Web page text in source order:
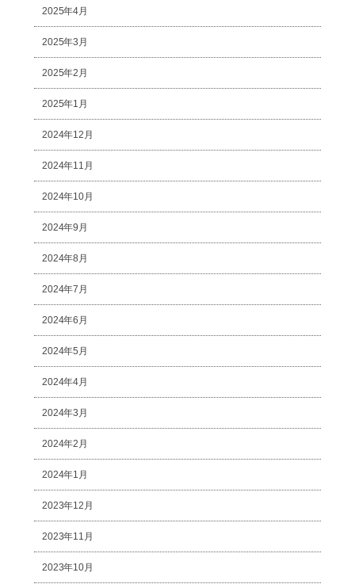
2025年4月
2025年3月
2025年2月
2025年1月
2024年12月
2024年11月
2024年10月
2024年9月
2024年8月
2024年7月
2024年6月
2024年5月
2024年4月
2024年3月
2024年2月
2024年1月
2023年12月
2023年11月
2023年10月